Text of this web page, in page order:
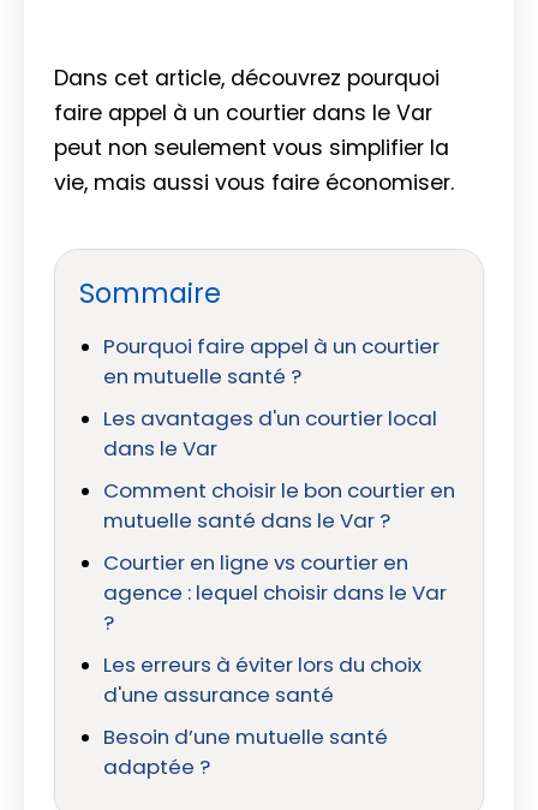
Dans cet article, découvrez pourquoi
faire appel à un courtier dans le Var
peut non seulement vous simplifier la
vie, mais aussi vous faire économiser.
Sommaire
Pourquoi faire appel à un courtier
en mutuelle santé ?
Les avantages d'un courtier local
dans le Var
Comment choisir le bon courtier en
mutuelle santé dans le Var ?
Courtier en ligne vs courtier en
agence : lequel choisir dans le Var
?
Les erreurs à éviter lors du choix
d'une assurance santé
Besoin d’une mutuelle santé
adaptée ?